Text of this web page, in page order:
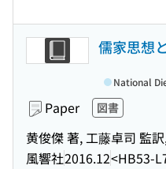
儒家思想
Paper 図書
黄俊傑 著, 工藤卓司 監
風響社2016.12<HB53-
National